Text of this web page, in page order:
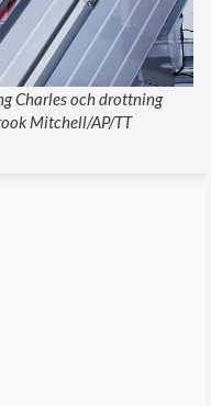
Charles och drottning
Mitchell/AP/TT